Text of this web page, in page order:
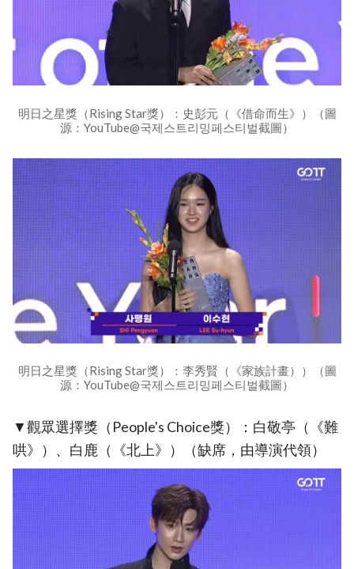
明日之星獎（Rising Star獎）：史彭元（《借命而生》）（圖
源：YouTube@국제스트리밍페스티벌截圖）
明日之星獎（Rising Star獎）：李秀賢（《家族計畫））（圖
源：YouTube@국제스트리밍페스티벌截圖）
▼觀眾選擇獎（People's Choice獎）：白敬亭（《難
哄》）、白鹿（《北上》）（缺席，由導演代領）